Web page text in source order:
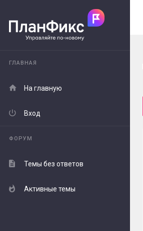
ГЛАВНАЯ
На главную
Вход
ФОРУМ
Темы без ответов
Активные темы